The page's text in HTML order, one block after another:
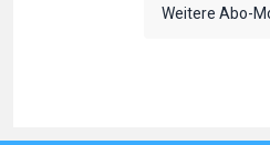
Weitere Abo-